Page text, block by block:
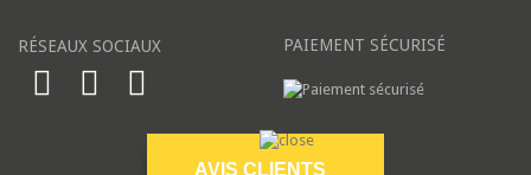
RÉSEAUX SOCIAUX PAIEMENT SÉCURISÉ
AVIS CLIENTS